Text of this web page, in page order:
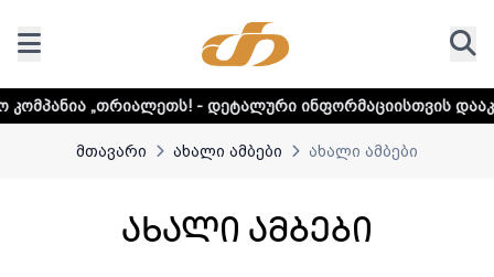
ინფორმაციისთვის დააკლიკეთ ლინკს
მთავარი ახალი ამბები ახალი ამბები
ახალი ამბები